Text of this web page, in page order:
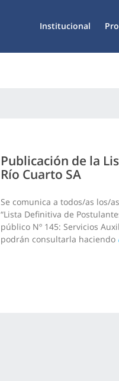
Institucional
Publicación de la
Río Cuarto SA
Se comunica a todos/as los/
“Lista Definitiva de
público Nº 145: Servicios
podrán consultarla haciendo